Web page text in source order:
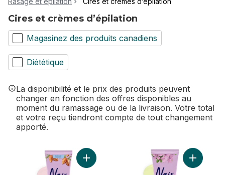
Cires et crèmes d’épilation
Magasinez des produits canadiens
Diététique
La disponibilité et le prix des produits peuvent
changer en fonction des offres disponibles au
moment du ramassage ou de la livraison. Votre total
et votre reçu tiendront compte de tout changement
apporté.
Ajouter Crème dépilatoire pour peau
Ajouter